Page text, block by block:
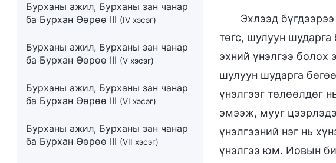
Бурханы ажил, Бурханы зан чанар
ба Бурхан Өөрөө III (IV хэсэг)
Бурханы ажил, Бурханы зан чанар
ба Бурхан Өөрөө III (V хэсэг)
Бурханы ажил, Бурханы зан чанар
ба Бурхан Өөрөө III (VI хэсэг)
Бурханы ажил, Бурханы зан чанар
ба Бурхан Өөрөө III (VII хэсэг)
Эхлээд
төгс, шулуун шударга
эхний үнэлгээ болох
шулуун шударга
үнэлгээг төлөөлдөг
эмээж, мууг
үнэлгээний нэг нь
үнэлгээ юм. Иовын